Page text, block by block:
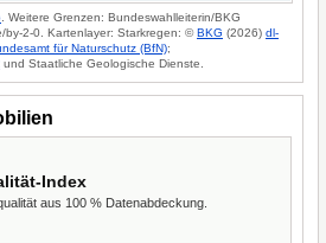
. Weitere Grenzen: Bundeswahlleiterin/BKG
by-2-0. Kartenlayer: Starkregen: ©BKG (2026) dl-
für Naturschutz (BfN);
und Staatliche Geologische Dienste.
Index
aus 100 % Datenabdeckung.